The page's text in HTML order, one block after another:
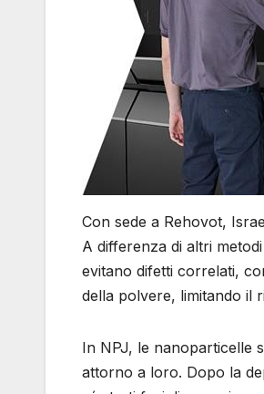
Con sede a Rehovot,
A differenza di altri
evitano difetti correlati,
della polvere, limitando il
In NPJ, le nanoparticelle
attorno a loro. Dopo la